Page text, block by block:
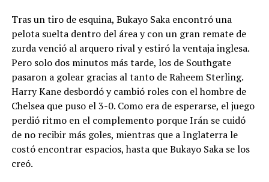
Tras un tiro de esquina, Bukayo Saka encontró una
pelota suelta dentro del área y con un gran remate de
zurda venció al arquero rival y estiró la ventaja inglesa.
Pero solo dos minutos más tarde, los de Southgate
pasaron a golear gracias al tanto de Raheem Sterling.
Harry Kane desbordó y cambió roles con el hombre de
Chelsea que puso el 3-0. Como era de esperarse, el juego
perdió ritmo en el complemento porque Irán se cuidó
de no recibir más goles, mientras que a Inglaterra le
costó encontrar espacios, hasta que Bukayo Saka se los
creó.